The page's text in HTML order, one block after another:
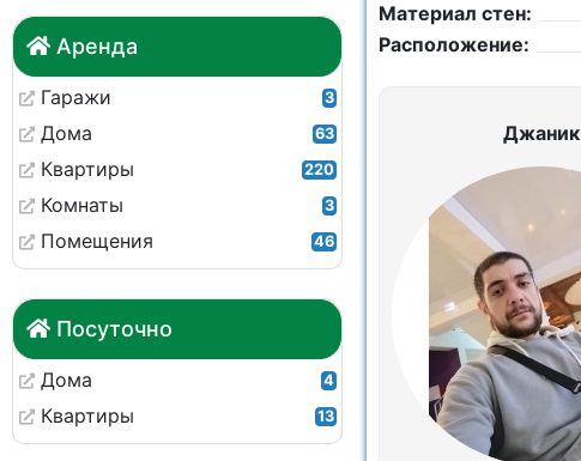
Аренда
Гаражи 3
Дома 63
Квартиры 220
Комнаты 3
Помещения 46
Посуточно
Дома 4
Квартиры 13
Материал стен:
Расположение:
Джаник